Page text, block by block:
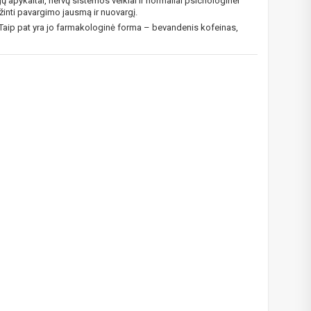
pavargimo jausmą ir nuovargį.
pat yra jo farmakologinė forma – bevandenis kofeinas,
Power